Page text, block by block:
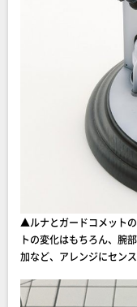
▲ルナとガードコメット
トの変化はもちろん、腕
加など、アレンジにセン